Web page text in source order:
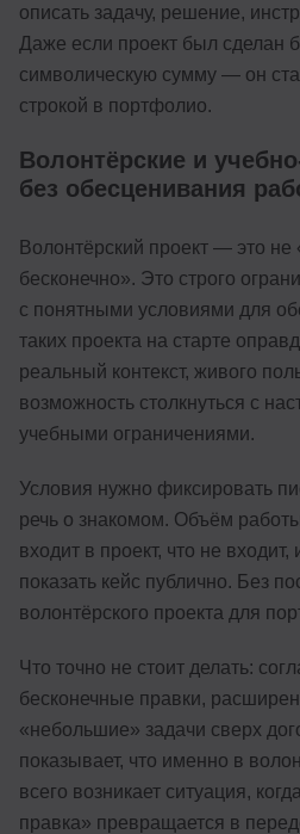
описать задачу, решение,
Даже если проект был сделан
символическую сумму — он
строкой в портфолио.
Волонтёрские и
без обесценивания
Волонтёрский проект — это не
бесконечно». Это строго
с понятными условиями для
таких проекта на старте
реальный контекст, живого
возможность столкнуться с
учебными ограничениями.
Условия нужно фиксировать
речь о знакомом. Объём
входит в проект, что не
показать кейс публично. Без
волонтёрского проекта для
Что точно не стоит делать:
бесконечные правки,
«небольшие» задачи сверх
показывает, что именно в
всего возникает ситуация,
правка» превращается в